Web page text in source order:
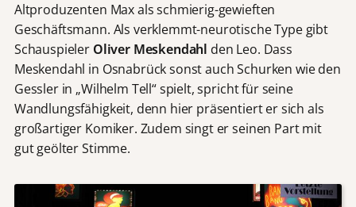
Altproduzenten Max als schmierig-gewieften
Geschäftsmann. Als verklemmt-neurotische Type gibt
Schauspieler Oliver Meskendahl den Leo. Dass
Meskendahl in Osnabrück sonst auch Schurken wie den
Gessler in „Wilhelm Tell“ spielt, spricht für seine
Wandlungsfähigkeit, denn hier präsentiert er sich als
großartiger Komiker. Zudem singt er seinen Part mit
gut geölter Stimme.